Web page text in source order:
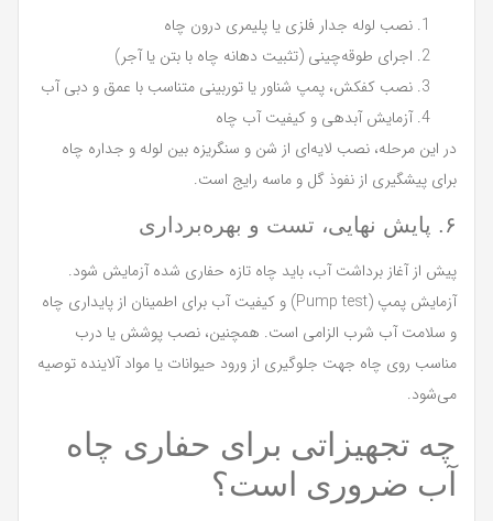
نصب لوله جدار فلزی یا پلیمری درون چاه
اجرای طوقه‌چینی (تثبیت دهانه چاه با بتن یا آجر)
نصب کفکش، پمپ شناور یا توربینی متناسب با عمق و دبی آب
آزمایش آبدهی و کیفیت آب چاه
در این مرحله، نصب لایه‌ای از شن و سنگریزه بین لوله و جداره چاه
برای پیشگیری از نفوذ گل و ماسه رایج است.
۶. پایش نهایی، تست و بهره‌برداری
پیش از آغاز برداشت آب، باید چاه تازه حفاری شده آزمایش شود.
آزمایش پمپ (Pump test) و کیفیت آب برای اطمینان از پایداری چاه
و سلامت آب شرب الزامی است. همچنین، نصب پوشش یا درب
مناسب روی چاه جهت جلوگیری از ورود حیوانات یا مواد آلاینده توصیه
می‌شود.
چه تجهیزاتی برای حفاری چاه
آب ضروری است؟